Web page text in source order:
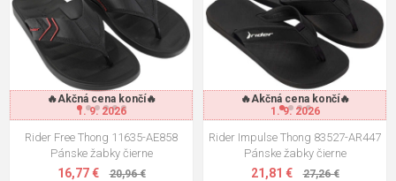
🔥Akčná cena končí🔥
1. 9. 2026
Rider Free Thong 11635-AE858
Pánske žabky čierne
16,77 € 20,96 €
🔥Akčná cena končí🔥
1. 9. 2026
Rider Impulse Thong 83527-AR447
Pánske žabky čierne
21,81 € 27,26 €